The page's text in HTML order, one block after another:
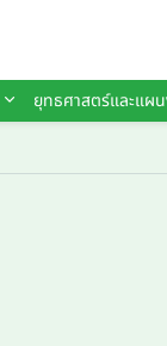
ยุทธศาสตร์และแผ